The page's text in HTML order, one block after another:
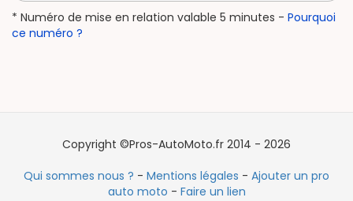
* Numéro de mise en relation valable 5 minutes - Pourquoi
ce numéro ?
Copyright ©Pros-AutoMoto.fr 2014 - 2026
Qui sommes nous ? - Mentions légales - Ajouter un pro
auto moto - Faire un lien